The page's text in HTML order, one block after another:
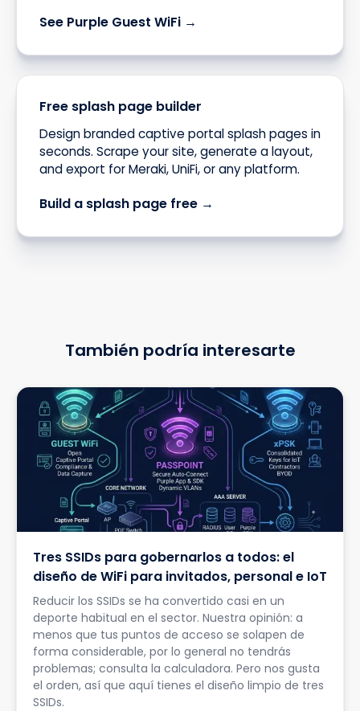
See Purple Guest WiFi →
Free splash page builder
Design branded captive portal splash pages in
seconds. Scrape your site, generate a layout,
and export for Meraki, UniFi, or any platform.
Build a splash page free →
También podría interesarte
Tres SSIDs para gobernarlos a todos: el
diseño de WiFi para invitados, personal e IoT
Reducir los SSIDs se ha convertido casi en un
deporte habitual en el sector. Nuestra opinión: a
menos que tus puntos de acceso se solapen de
forma considerable, por lo general no tendrás
problemas; consulta la calculadora. Pero nos gusta
el orden, así que aquí tienes el diseño limpio de tres
SSIDs.